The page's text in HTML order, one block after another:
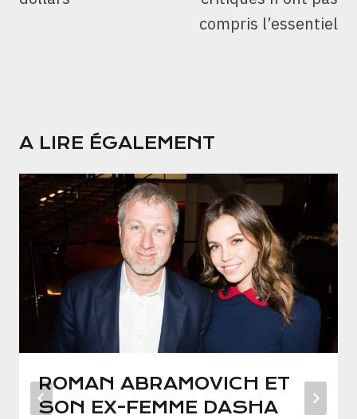
compris l’essentiel
A LIRE ÉGALEMENT
ROMAN ABRAMOVICH ET
SON EX-FEMME DASHA